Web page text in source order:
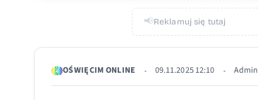
📢Reklamuj się tutaj
OŚWIĘCIM ONLINE • 09.11.2025 12:10 •